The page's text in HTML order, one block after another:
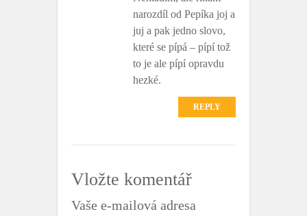
narozdíl od Pepíka joj a
juj a pak jedno slovo,
které se pípá – pípí tož
to je ale pípí opravdu
hezké.
REPLY
Vložte komentář
Vaše e-mailová adresa